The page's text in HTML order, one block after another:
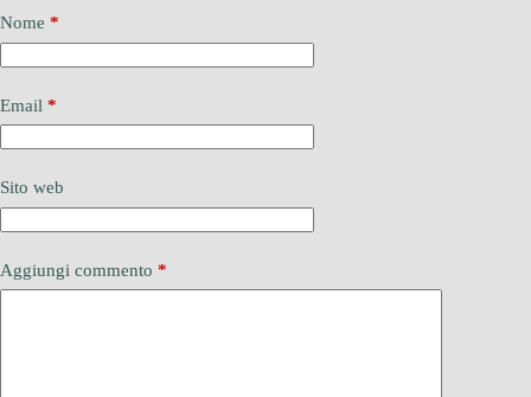
Nome *
Email *
Sito web
Aggiungi commento *